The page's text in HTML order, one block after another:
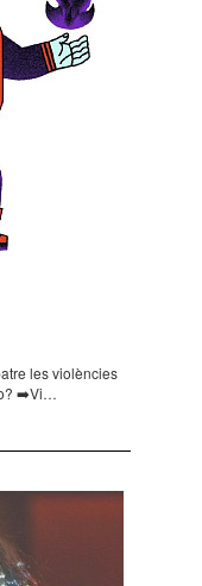
les violèn­cies
➡️Vi…